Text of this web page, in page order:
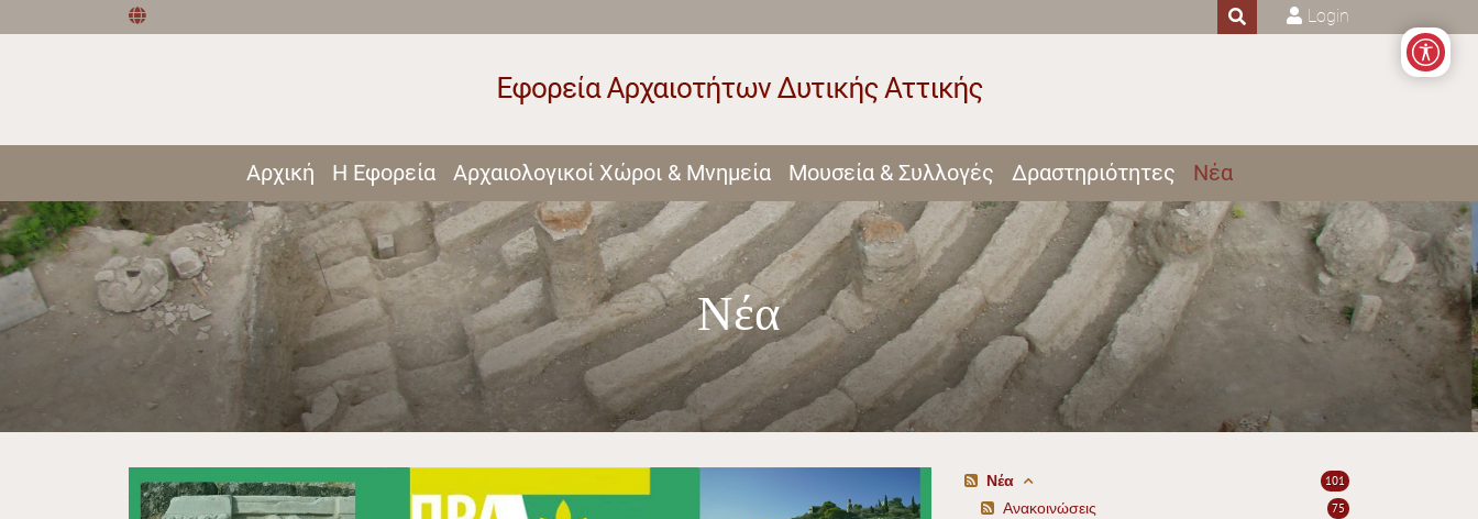
Login
Αρχική Η Εφορεία Αρχαιολογικοί Χώροι & Μνημεία Μουσεία & Συλλογές Δραστηριότητες Νέα
Νέα
101
Νέα
75
Ανακοινώσεις